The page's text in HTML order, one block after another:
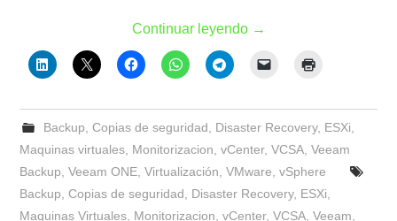
Continuar leyendo →
Backup Copias de seguridad Disaster Recovery, ESXi
Maquinas virtuales Monitorizacion ,vCenter,VCSA ,Veeam
Backup ,Veeam ONE ,Virtualización ,VMware ,vSphere
Backup ,Copias de seguridad Disaster Recovery, ESXi
Maquinas Virtuales Monitorizacion ,vCenter,VCSA ,Veeam